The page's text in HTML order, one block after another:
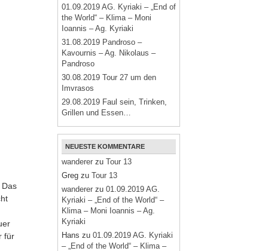
für
01.09.2019 AG. Kyriaki – „End of
the World“ – Klima – Moni
Ioannis – Ag. Kyriaki
31.08.2019 Pandroso –
Kavournis – Ag. Nikolaus –
Pandroso
30.08.2019 Tour 27 um den
Imvrasos
29.08.2019 Faul sein, Trinken,
Grillen und Essen…
NEUESTE KOMMENTARE
wanderer zu Tour 13
Greg zu Tour 13
wanderer zu 01.09.2019 AG.
Kyriaki – „End of the World“ –
Klima – Moni Ioannis – Ag.
Kyriaki
Hans zu 01.09.2019 AG. Kyriaki
– „End of the World“ – Klima –